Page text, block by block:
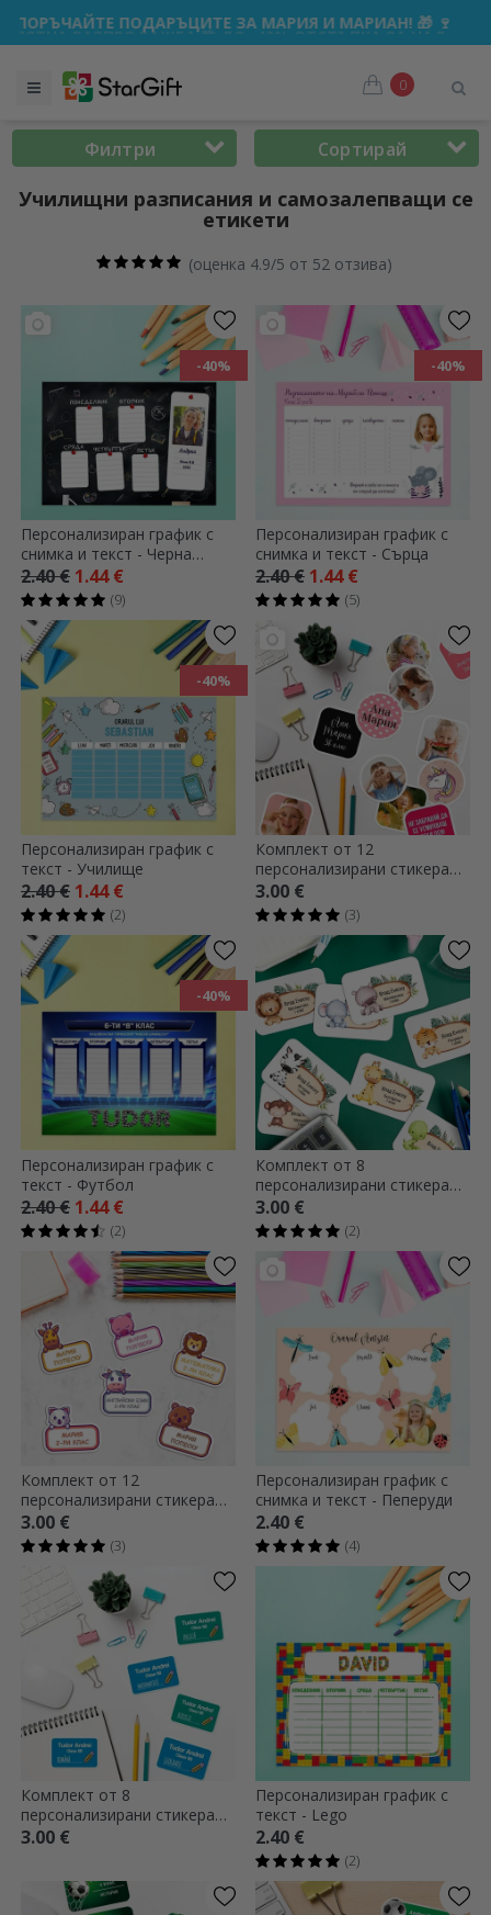
🌴 ДО -40% ОТСТЪПКА ЗА НАД 100 ПЕРСОНАЛИЗИРАНИ
0
Филтри Сортирай
Училищни разписания и самозалепващи се
етикети
(оценка 4.9/5 от 52 отзива)
-40%
Персонализиран график с
снимка и текст - Черна
дъска
2.40 € 1.44 €
(9)
-40%
Персонализиран график с
снимка и текст - Сърца
2.40 € 1.44 €
(5)
-40%
Персонализиран график с
текст - Училище
2.40 € 1.44 €
(2)
Комплект от 12
персонализирани стикера
(самозалепващи се етикети)
за училище
3.00 €
(3)
-40%
Персонализиран график с
текст - Футбол
2.40 € 1.44 €
(2)
Комплект от 8
персонализирани стикера
(самозалепващи се етикети)
за училище с текст -
Животни
3.00 €
(2)
Комплект от 12
персонализирани стикера
(самозалепващи се етикети)
за училище - Животни
3.00 €
(3)
Персонализиран график с
снимка и текст - Пеперуди
2.40 €
(4)
Комплект от 8
персонализирани стикера
(самозалепващи се етикети)
3.00 €
Персонализиран график с
текст - Lego
2.40 €
(2)